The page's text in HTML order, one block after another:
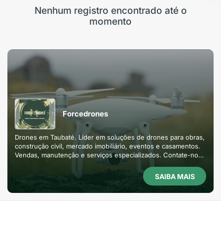
Nenhum registro encontrado até o
momento
Forcedrones
Drones em Taubaté. Líder em soluções de drones para obras,
construção civil, mercado imobiliário, eventos e casamentos.
Vendas, manutenção e serviços especializados. Contate-nos
para a melhor experiência em foto 360° e acompanhamento
SAIBA MAIS